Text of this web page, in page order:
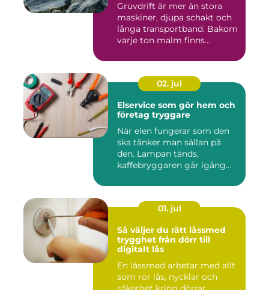
Gruvdrift är mer än stora
maskiner, djupa schakt och
långa transportband. Bakom
varje ton malm finns...
02. jul
Elservice som gör hem och
företag tryggare
När elen fungerar som den
ska tänker man sällan på
den. Lampan tänds,
kaffebryggaren går igång
01. jul
Så väljer du rätt låssmed
trygghet från dörr till
digitalt lås
En låssmed arbetar med allt
som rör lås, nycklar och